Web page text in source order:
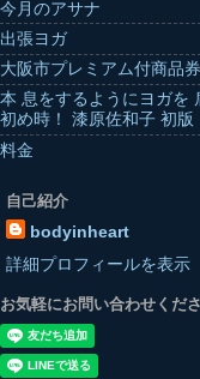
今月のアサナ
出張ヨガ
大阪市プレミアム付商品券
本 息をするようにヨガを
初め時！ 漆原佐和子 初版
料金
自己紹介
bodyinheart
詳細プロフィールを表示
お気軽にお問い合わせくだ